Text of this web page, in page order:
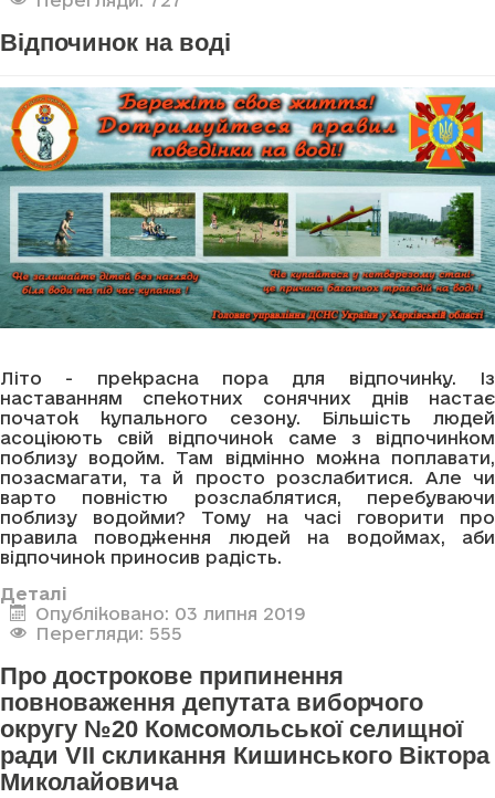
Відпочинок на воді
Літо - прекрасна пора для відпочинку. Із
наставанням спекотних сонячних днів настає
початок купального сезону. Більшість людей
асоціюють свій відпочинок саме з відпочинком
поблизу водойм. Там відмінно можна поплавати,
позасмагати, та й просто розслабитися. Але чи
варто повністю розслаблятися, перебуваючи
поблизу водойми? Тому на часі говорити про
правила поводження людей на водоймах, аби
відпочинок приносив радість.
Деталі
Опубліковано: 03 липня 2019
Перегляди: 555
Про дострокове припинення
повноваження депутата виборчого
округу №20 Комсомольської селищної
ради VII скликання Кишинського Віктора
Миколайовича